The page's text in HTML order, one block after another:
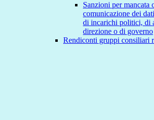
Sanzioni per mancata
comunicazione dei
di incarichi politici, di
direzione o di governo
Rendiconti gruppi consiliari